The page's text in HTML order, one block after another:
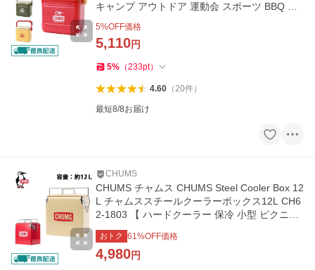
キャンプ アウトドア 運動会 スポーツ BBQ 海
5%OFF価格
5,110円
5% （233pt）
4.60（20件）
最短8/8お届け
CHUMS
CHUMS チャムス CHUMS Steel Cooler Box 12
L チャムススチールクーラーボックス12L CH6
2-1803 【 ハードクーラー 保冷 小型 ピクニッ
ク レジャー アウトドア 】
おトク 61%OFF価格
4,980円